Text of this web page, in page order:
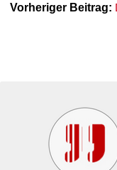
Vorheriger Beitrag: